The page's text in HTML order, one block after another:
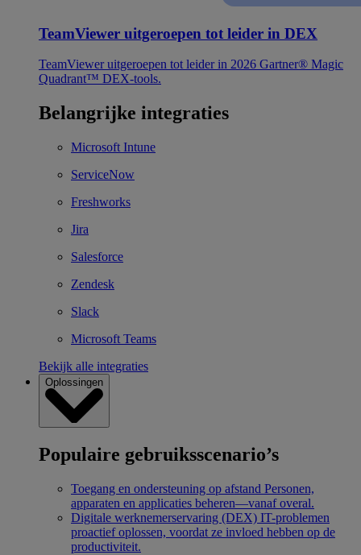
TeamViewer uitgeroepen tot leider in DEX
TeamViewer uitgeroepen tot leider in 2026 Gartner® Magic
Quadrant™ DEX-tools.
Belangrijke integraties
Microsoft Intune
ServiceNow
Freshworks
Jira
Salesforce
Zendesk
Slack
Microsoft Teams
Bekijk alle integraties
Oplossingen
Populaire gebruiksscenario’s
Toegang en ondersteuning op afstand Personen,
apparaten en applicaties beheren—vanaf overal.
Digitale werknemerservaring (DEX) IT-problemen
proactief oplossen, voordat ze invloed hebben op de
productiviteit.